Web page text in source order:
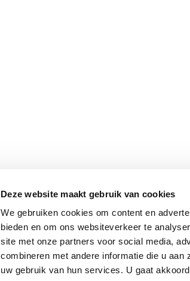
Deze website maakt gebruik van cookies
We gebruiken cookies om content en
bieden en om ons websiteverkeer te
site met onze partners voor social media,
combineren met andere informatie die u
uw gebruik van hun services. U gaat